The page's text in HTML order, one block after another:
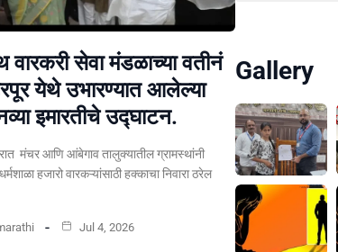
वारकरी सेवा मंडळाच्या वतीनं
येथे उभारण्यात आलेल्या
इमारतीचे उद्घाटन.
मंचर आणि आंबेगाव तालुक्यातील ग्रामस्थांनी
हजारो वारकऱ्यांसाठी हक्काचा निवारा ठरेल
Jul 4, 2026
Gallery